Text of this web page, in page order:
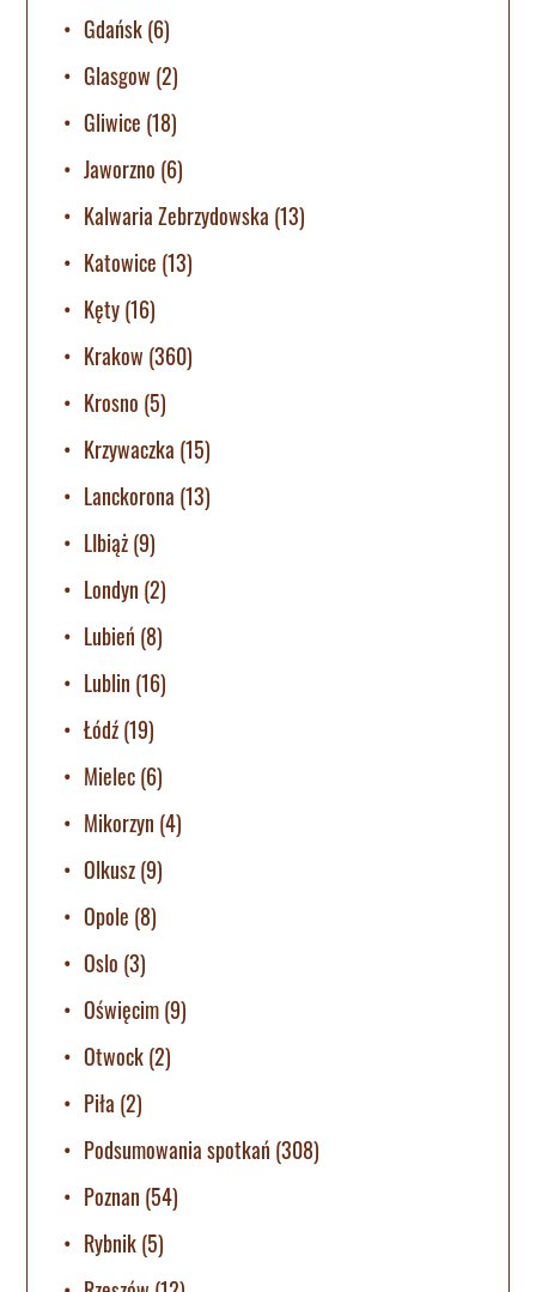
Gdańsk(6)
Glasgow (2)
Gliwice (18)
Jaworzno (6)
Kalwaria Zebrzydowska (13)
Katowice (13)
Kęty(16)
Krakow (360)
Krosno (5)
Krzywaczka (15)
Lanckorona (13)
LIbiąż(9)
Londyn (2)
Lubień (8)
Lublin (16)
Łódź(19)
Mielec(6)
Mikorzyn (4)
Olkusz(9)
Opole (8)
Oslo (3)
Oświęcim(9)
Otwock(2)
Piła (2)
Podsumowania spotkań (308)
Poznan (54)
Rybnik(5)